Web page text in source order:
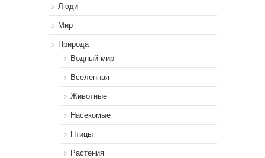
Люди
Мир
Природа
Водный мир
Вселенная
Животные
Насекомые
Птицы
Растения